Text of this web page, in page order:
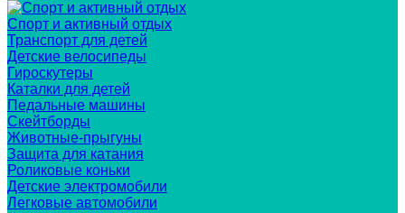
Спорт и активный отдых
Транспорт для детей
Детские велосипеды
Гироскутеры
Каталки для детей
Педальные машины
Скейтборды
Животные-прыгуны
Защита для катания
Роликовые коньки
Детские электромобили
Легковые автомобили